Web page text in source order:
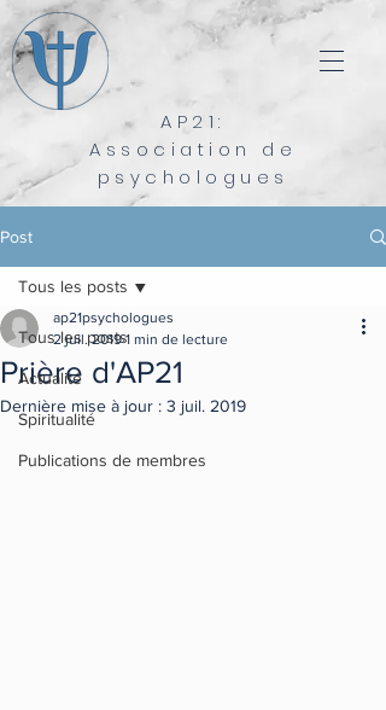
AP21:
Association de
psychologues
Post
Tous les posts
Actualité
Spiritualité
Publications de membres
Tous les posts
Prière d'AP21
ap21psychologues
2 juil. 2019 1 min de lecture
Dernière mise à jour : 3 juil. 2019